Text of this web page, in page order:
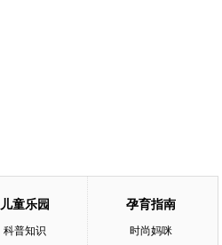
儿童乐园
科普知识
孕育指南
时尚妈咪